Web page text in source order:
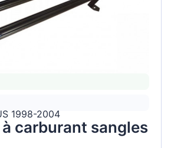
1998-2004
carburant sangles